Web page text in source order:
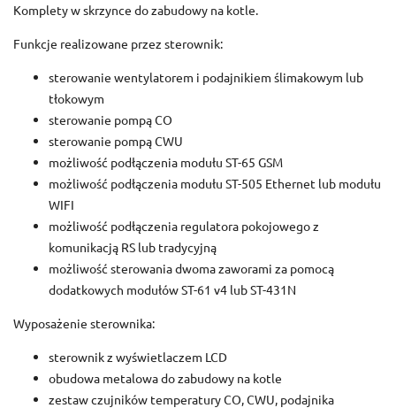
Komplety w skrzynce do zabudowy na kotle.
Funkcje realizowane przez sterownik:
sterowanie wentylatorem i podajnikiem ślimakowym lub
tłokowym
sterowanie pompą CO
sterowanie pompą CWU
możliwość podłączenia modułu ST-65 GSM
możliwość podłączenia modułu ST-505 Ethernet lub modułu
WIFI
możliwość podłączenia regulatora pokojowego z
komunikacją RS lub tradycyjną
możliwość sterowania dwoma zaworami za pomocą
dodatkowych modułów ST-61 v4 lub ST-431N
Wyposażenie sterownika:
sterownik z wyświetlaczem LCD
obudowa metalowa do zabudowy na kotle
zestaw czujników temperatury CO, CWU, podajnika